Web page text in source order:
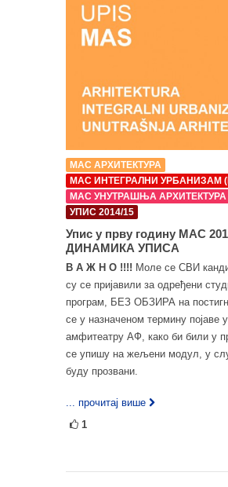
МАС АРХИТЕКТУРА
МАС ИНТЕГРАЛНИ УРБАНИЗАМ
МАС УНУТРАШЊА АРХИТЕКТУРА
УПИС 2014/15
Упис у прву годину МАС
ДИНАМИКА УПИСА
В А Ж Н О !!!! Моле се СВИ
су се пријавили за одређени
програм, БЕЗ ОБЗИРА на
се у назначеном термину појаве у
амфитеатру АФ, како би били у
се упишу на жељени модул, у
буду прозвани.
... прочитај више
1